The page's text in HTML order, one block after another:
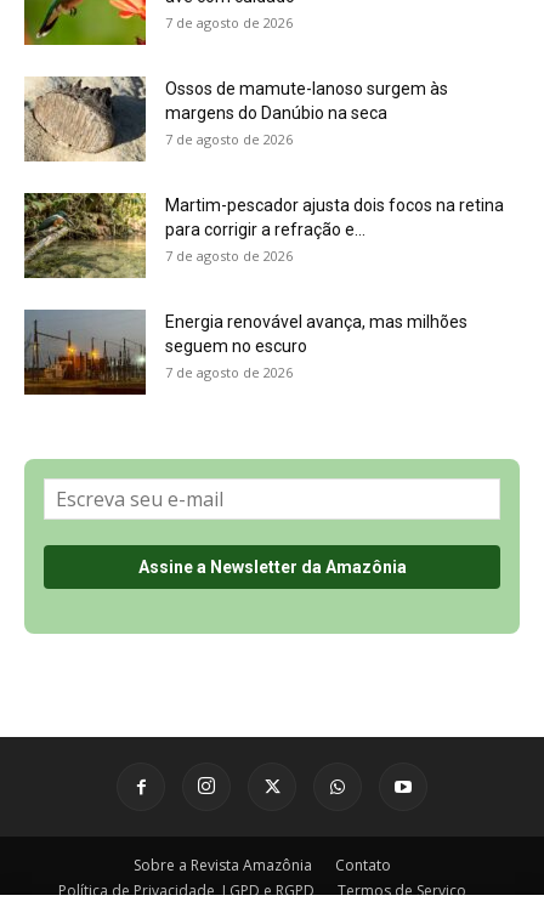
Política de Privacidade, LGPD e RGPD
Últimas Notícias
🌎 Español
©